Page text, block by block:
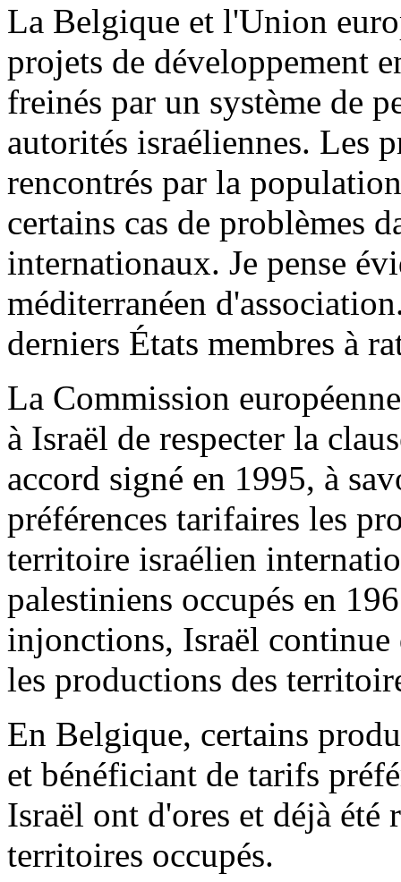
La Belgique et l'Union
projets de développement
freinés par un système de
autorités israéliennes. Les
rencontrés par la
certains cas de problèmes
internationaux. Je pense
méditerranéen
derniers États membres à
La Commission
à Israël de respecter la
accord signé en 1995, à
préférences tarifaires les
territoire israélien
palestiniens occupés en
injonctions, Israël continue
les productions des
En Belgique, certains
et bénéficiant de tarifs
Israël ont d'ores et déjà été
territoires occupés.